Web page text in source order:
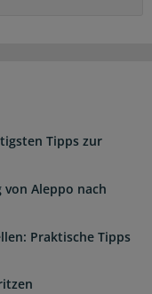
Tipps zur
Aleppo nach
Praktische Tipps